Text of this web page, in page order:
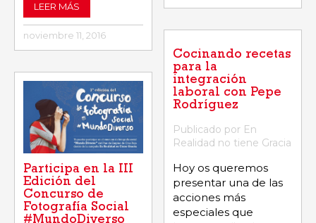
LEER MÁS
noviembre 11, 2016
Participa en la III
Edición del
Concurso de
Fotografía Social
Cocinando recetas
para la
integración
laboral con Pepe
Rodríguez
Publicado por En
Realidad no tiene Gracia
Hoy os queremos
presentar una de las
acciones más
especiales que